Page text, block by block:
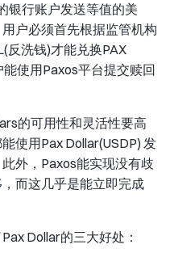
银行账户发送等值的美
户必须首先根据监管机构
反洗钱)才能兑换PAX
使用Paxos平台提交赎回
的可用性和灵活性要高
使用Pax Dollar(USDP) 发
外，Paxos能实现没有歧
而这几乎是能立即完成
Dollar的三大好处：